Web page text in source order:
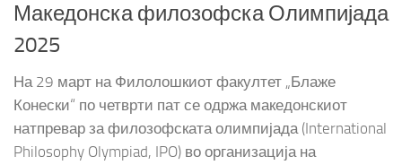
Македонска филозофска Олимпијада
2025
На 29 март на Филолошкиот факултет „Блаже
Конески“ по четврти пат се одржа македонскиот
натпревар за филозофската олимпијада (International
Philosophy Olympiad, IPO) во организација на